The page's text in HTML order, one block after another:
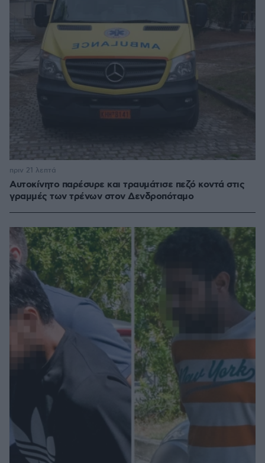
Αυτοκίνητο παρέσυρε και τραυμάτισε πεζό κοντά στις
γραμμές των τρένων στον Δενδροπόταμο
πριν 21 λεπτά